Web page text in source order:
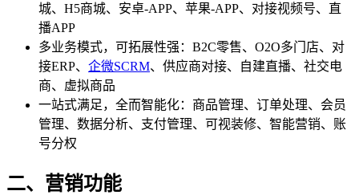
城、H5商城、安卓-APP、苹果-APP、对接视频号、直
播APP
多业务模式，可拓展性强：B2C零售、O2O多门店、对
接ERP、 企微SCRM、供应商对接、自建直播、社交电
商、虚拟商品
一站式满足，全而智能化：商品管理、订单处理、会员
管理、数据分析、支付管理、可视装修、智能营销、账
号分权
二、营销功能